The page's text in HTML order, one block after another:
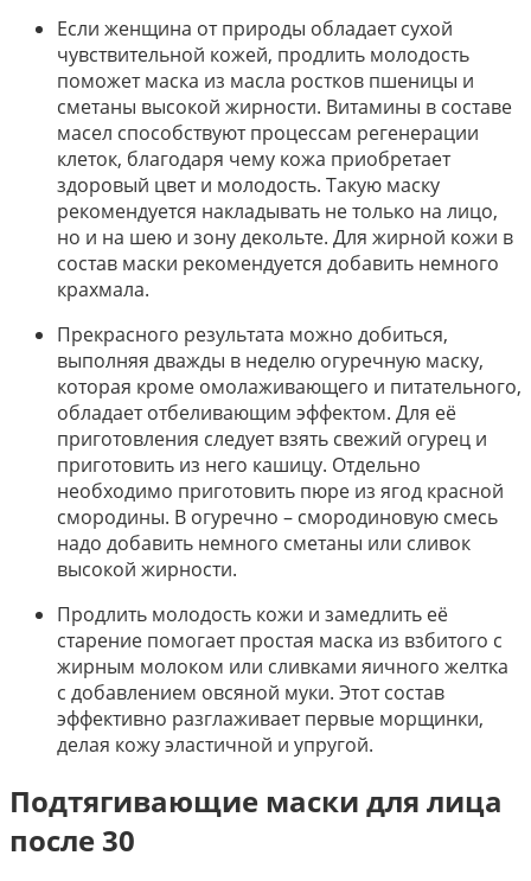
Если женщина от природы обладает сухой
чувствительной кожей, продлить молодость
поможет маска из масла ростков пшеницы и
сметаны высокой жирности. Витамины в составе
масел способствуют процессам регенерации
клеток, благодаря чему кожа приобретает
здоровый цвет и молодость. Такую маску
рекомендуется накладывать не только на лицо,
но и на шею и зону декольте. Для жирной кожи в
состав маски рекомендуется добавить немного
крахмала.
Прекрасного результата можно добиться,
выполняя дважды в неделю огуречную маску,
которая кроме омолаживающего и питательного,
обладает отбеливающим эффектом. Для её
приготовления следует взять свежий огурец и
приготовить из него кашицу. Отдельно
необходимо приготовить пюре из ягод красной
смородины. В огуречно – смородиновую смесь
надо добавить немного сметаны или сливок
высокой жирности.
Продлить молодость кожи и замедлить её
старение помогает простая маска из взбитого с
жирным молоком или сливками яичного желтка
с добавлением овсяной муки. Этот состав
эффективно разглаживает первые морщинки,
делая кожу эластичной и упругой.
Подтягивающие маски для лица
после 30